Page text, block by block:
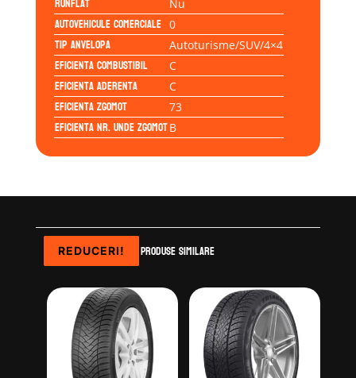
Nu
Autovehicule comerciale 0
Tip anvelopa Autoturisme/SUV/4×4
Eficienta Combustibil C
Eficienta Aderenta C
Eficienta Zgomot 73
Eficienta Nr. Unde ZgomotB
Produse similare
REDUCERI!
REDUCERI!
REDUCERI!
REDUCERI!